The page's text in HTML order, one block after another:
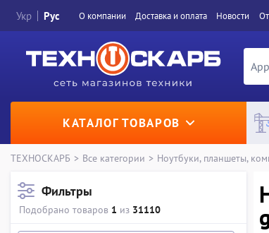
Укр Рус О компании Доставка и оплата Новости
КАТАЛОГ ТОВАРОВ
ТЕХНОСКАРБ > Все категории > Ноутбуки, планшеты,
Фильтры
Подобрано товаров 1 из 31110